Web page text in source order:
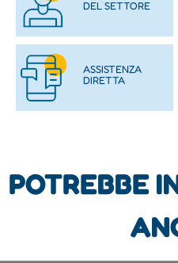
DEL SETTORE
ASSISTENZA
DIRETTA
POTREBBE